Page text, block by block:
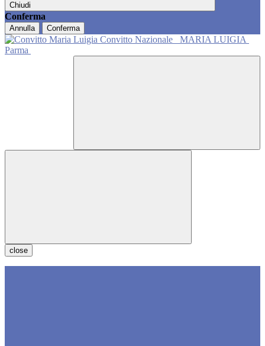
Chiudi
Conferma
Annulla Conferma
Convitto Nazionale
MARIA LUIGIA
Parma
close